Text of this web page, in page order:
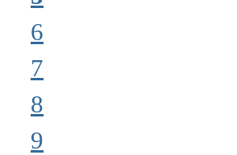
6
7
8
9